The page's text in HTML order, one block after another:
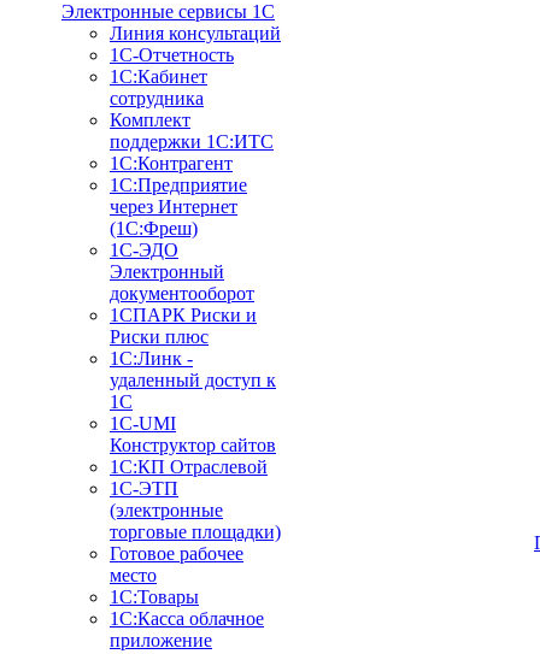
Электронные сервисы 1С
Линия консультаций
1С-Отчетность
1С:Кабинет
сотрудника
Комплект
поддержки 1С:ИТС
1С:Контрагент
1С:Предприятие
через Интернет
(1С:Фреш)
1С-ЭДО
Электронный
документооборот
1СПАРК Риски и
Риски плюс
1С:Линк -
удаленный доступ к
1С
1С-UMI
Конструктор сайтов
1С:КП Отраслевой
1С-ЭТП
(электронные
торговые площадки)
Готовое рабочее
место
1С:Товары
1С:Касса облачное
приложение